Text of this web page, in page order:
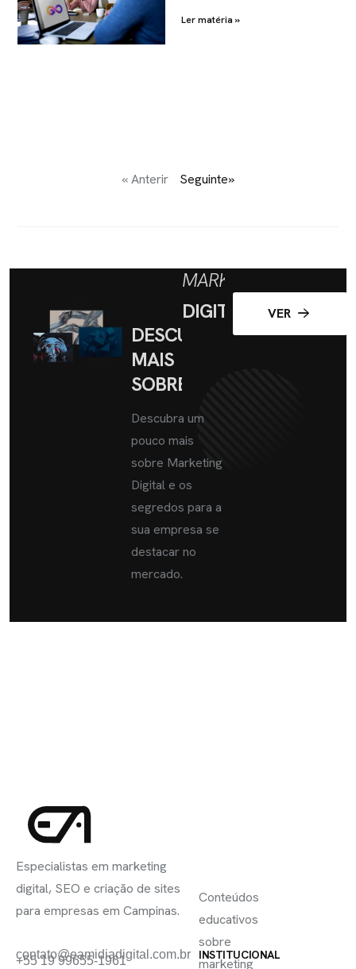
Ler matéria »
« Anterir Seguinte»
DESCUBRA
MAIS
SOBRE
MARKETING
DIGITAL
Descubra um
pouco mais
sobre Marketing
Digital e os
segredos para a
sua empresa se
destacar no
mercado.
VER
Especialistas em marketing
digital, SEO e criação de sites
para empresas em Campinas.
contato@eamidiadigital.com.br
+55 19 99655-1961 INSTITUCIONAL
Conteúdos
educativos
sobre
marketing